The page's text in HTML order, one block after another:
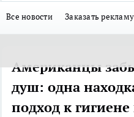
Все новости Заказать рекламу
Американцы
душ: одна
подход к гигиене